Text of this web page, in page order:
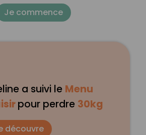
Je commence
a suivi le Menu
pour perdre 30kg
découvre